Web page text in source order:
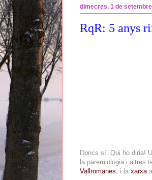
dimecres, 1 de
RqR: 5 anys
Doncs sí. Qui ho diria!
la paremiologia i altres
Vallromanes , i la xarxa